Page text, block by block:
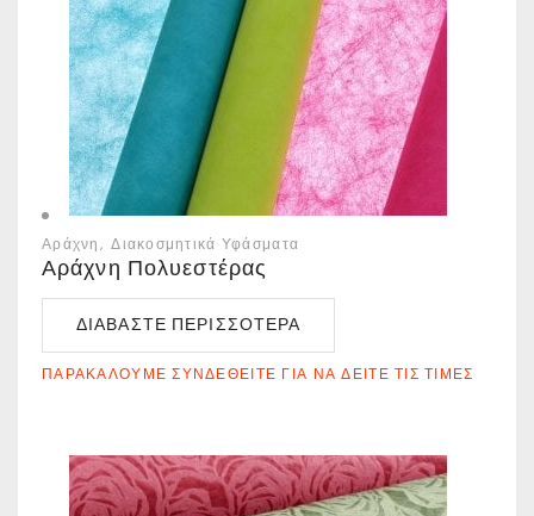
Αράχνη Διακοσμητικά Υφάσματα
Αράχνη Πολυεστέρας
ΔΙΑΒΆΣΤΕ ΠΕΡΙΣΣΌΤΕΡΑ
ΠΑΡΑΚΑΛΟΎΜΕ ΣΥΝΔΕΘΕΊΤΕ ΓΙΑ ΝΑ ΔΕΊΤΕ ΤΙΣ ΤΙΜΈΣ